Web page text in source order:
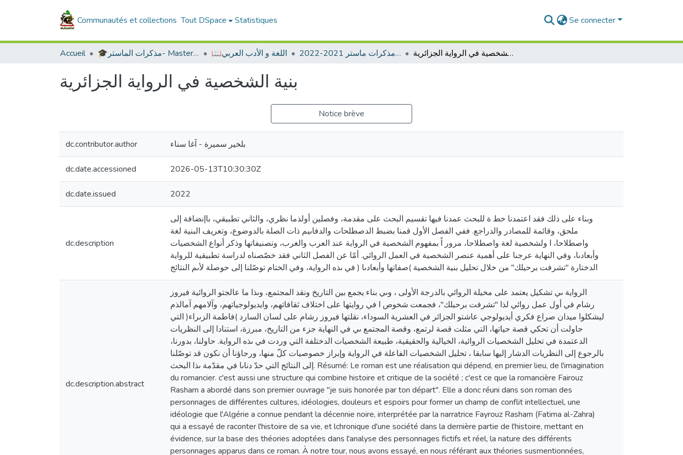
Communautés et collections Tout DSpace Statistiques Se connecter
Accueil 🎓مذكرات الماستر- Master's Theses 📖اللغة و الأدب العربي ادب عربي -مذكرات ماستر 2021-2022 بنية الشخصية في الرواية الجزائرية
بنية الشخصية في الرواية الجزائرية
Notice brève
dc.contributor.author بلخير سميرة - آغا سناء
dc.date.accessioned 2026-05-13T10:30:30Z
dc.date.issued 2022
dc.description
وبناء على ذلك فقد اعتمدنا خط ة للبحث عمدنا فيها تقسيم البحث على مقدمة، وفصلين أولذما نظري، والثاني تطبيقي، باإنضافة إلى
ملحق، وقائمة للمصادر والدراجع. ففي الفصل الأول قمنا بضبط الدصطلحات والدفاىيم ذات الصلة بالدوضوع، وتعريف البنية لغة
واصطلاحا، ا ولشخصية لغة واصطلاحا، مرور اً بمفهوم الشخصية في الرواية عند العرب والغرب، وتصنيفاتها وذكر أنواع الشخصيات
وأبعادىا، وفي النهاية عرجنا على أهمية عنصر الشخصية في العمل الروائي. أمّا عن الفصل الثاني فقد خصّصناه لدراسة تطبيقية للرواية
الدختارة "تشرفت برحيلك" من خلال تحليل بنية الشخصية )صفاتها وأبعادىا ( في ىذه الرواية، وفي الختام توصّلنا إلى حوصلة لأىم النتائج
dc.description.abstract
الرواية ىي تشكيل يعتمد على مخيلة الروائي بالدرجة الأولى ، وىي بناء يجمع بين التاريخ ونقد المجتمع، وىذا ما عالجتو الروائية فيروز
رشام في أول عمل روائي لذا "تشرفت برحيلك"، فجمعت شخوص ا في روايتها على اختلاف ثقافاتهم، وايديولوجياتهم، وآلامهم آمالذم
ليشكلوا ميدان صراع فكري أيديولوجي عاشتو الجزائر في العشرية السوداء، نقلتها فيروز رشام على لسان السارد )فاطمة الزىراء( التي
حاولت أن تحكي قصة حياتها، التي مثلت قصة لرتمع، وقصة المجتمع ىي في النهاية جزء من التاريخ، مبرزة، استنادا إلى النظريات
الدعتمدة في تحليل الشخصيات الروائية، الخيالية والحقيقية، طبيعة الشخصيات الدختلفة التي وردت في ىذه الرواية. حاولنا، بدورنا،
بالرجوع إلى النظريات الدشار إليها سابقا ، تحليل الشخصيات الفاعلة في الرواية وإبراز خصوصيات كلّ منها، ورجاؤنا أن نكون قد توصّلنا
إلى النتائج التي حدّ دناىا في مقدّمة ىذا البحث. Résumé: Le roman est une réalisation qui dépend, en premier lieu, de l'imagination
du romancier. c'est aussi une structure qui combine histoire et critique de la société ; c'est ce que la romancière Fairouz
Rasham a abordé dans son premier ouvrage "je suis honorée par ton départ". Elle a donc réuni dans son roman des
personnages de différentes cultures, idéologies, douleurs et espoirs pour former un champ de conflit intellectuel, une
idéologie que l'Algérie a connue pendant la décennie noire, interprétée par la narratrice Fayrouz Rasham (Fatima al-Zahra)
qui a essayé de raconter l'histoire de sa vie, et lchronique d'une société dans la dernière partie de l'histoire, mettant en
évidence, sur la base des théories adoptées dans l'analyse des personnages fictifs et réel, la nature des différents
personnages apparus dans ce roman. À notre tour, nous avons essayé, en nous référant aux théories susmentionnées,